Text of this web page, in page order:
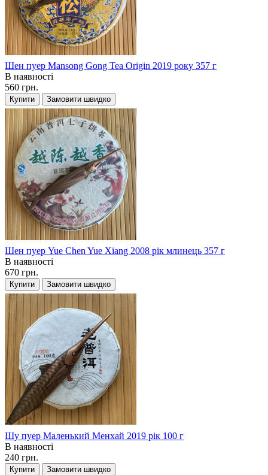
Шен пуер Mansong Gong Tea Origin 2019 року 357 г
В наявності
560 грн.
Купити Замовити швидко
Шен пуер Yue Chen Yue Xiang 2008 рік млинець 357 г
В наявності
670 грн.
Купити Замовити швидко
Шу пуер Маленький Менхай 2019 рік 100 г
В наявності
240 грн.
Купити Замовити швидко